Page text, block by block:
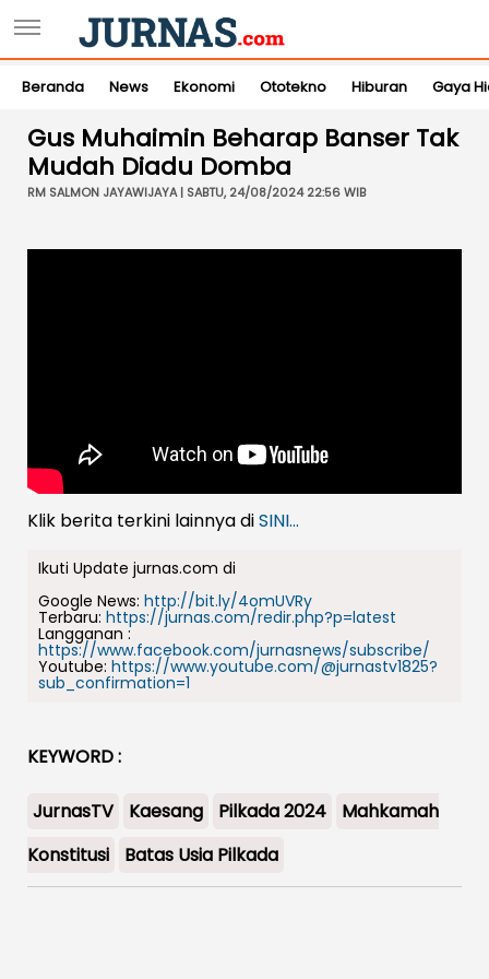
Beranda News Ekonomi Ototekno Hiburan Gaya
Gus Muhaimin Beharap Banser Tak
Mudah Diadu Domba
RM SALMON JAYAWIJAYA | SABTU, 24/08/2024 22:56 WIB
Klik berita terkini lainnya diSINI...
Ikuti Update jurnas.com di
Google News: http://bit.ly/4omUVRy
Terbaru: https://jurnas.com/redir.php?p=latest
Langganan :
https://www.facebook.com/jurnasnews/subscribe/
Youtube: https://www.youtube.com/@jurnastv1825?
sub_confirmation=1
KEYWORD :
JurnasTV Kaesang Pilkada 2024
Mahkamah
Konstitusi
Batas Usia Pilkada